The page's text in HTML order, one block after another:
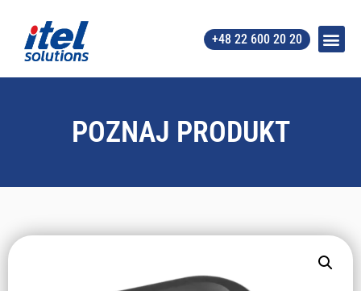
+48 22 600 20 20
POZNAJ PRODUKT